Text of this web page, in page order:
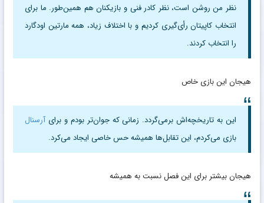
نظر من روشن است، نظر کادر فنی و بازیکنان هم همین‌طور. ما برای
انتخاب کاپیتان رأی‌گیری کردیم و با اختلاف زیاد، همه مارتین اودگارد
را انتخاب کردند.
هیجان این بازی خاص
این به تاریخچه‌اش برمی‌گردد. زمانی که جوان‌تر بودم و برای آرسنال
بازی می‌کردم، این تقابل‌ها همیشه حس خاصی ایجاد می‌کرد.
هیجان بیشتر برای این فصل نسبت به همیشه